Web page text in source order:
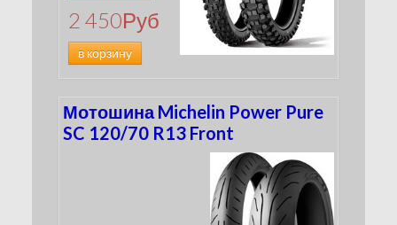
2 450Руб
в корзину
Мотошина Michelin Power Pure
SC 120/70 R13 Front